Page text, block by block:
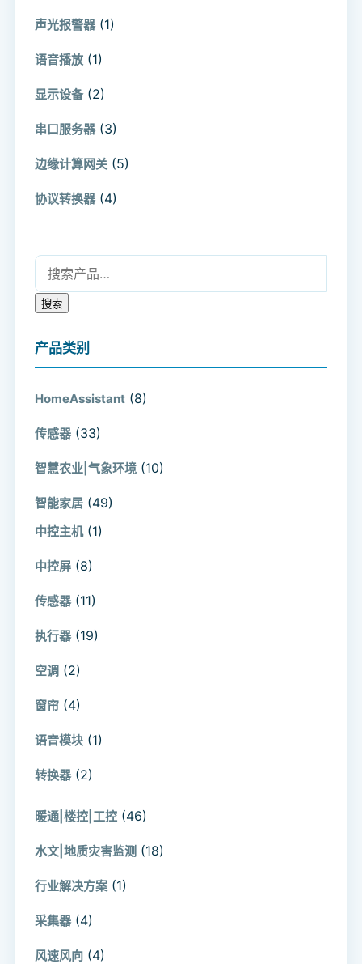
声光报警器 (1)
语音播放 (1)
显示设备 (2)
串口服务器 (3)
边缘计算网关 (5)
协议转换器 (4)
搜索：
搜索
产品类别
HomeAssistant (8)
传感器 (33)
智慧农业|气象环境 (10)
智能家居 (49)
中控主机 (1)
中控屏 (8)
传感器 (11)
执行器 (19)
空调 (2)
窗帘 (4)
语音模块 (1)
转换器 (2)
暖通|楼控|工控 (46)
水文|地质灾害监测 (18)
行业解决方案 (1)
采集器 (4)
风速风向 (4)